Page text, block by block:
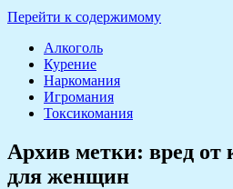
Перейти к содержимому
Алкоголь
Курение
Наркомания
Игромания
Токсикомания
Архив метки: вред от
для женщин